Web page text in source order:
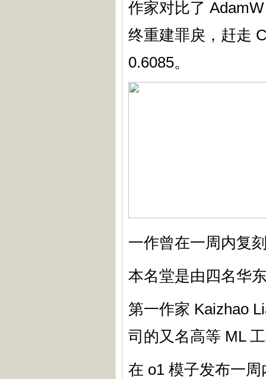
作家对比了
终重建罪戾，赶走
0.6085。
一作曾在一周内复
本名堂是由四名华
第一作家 Kaizhao
司的又名高等 ML
在 o1 模子发布一